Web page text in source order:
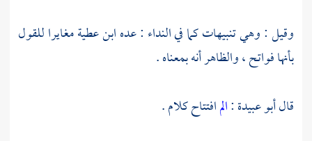
وقيل : وهي تنبيهات كما في النداء : عدهابن عطيةمغايرا للقول
بأنها فواتح ، والظاهر أنه بمعناه .
قالأبو عبيدة:المافتتاح كلام .